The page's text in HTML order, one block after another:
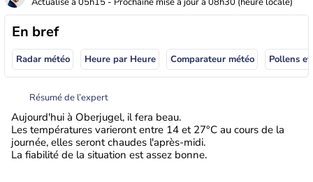
En bref
Radar météo Heure par Heure Comparateur météo Pollens
Résumé de l’expert
Aujourd'hui à Oberjugel, il fera beau.
Les températures varieront entre 14 et 27°C au cours de la
journée, elles seront chaudes l'après-midi.
La fiabilité de la situation est assez bonne.